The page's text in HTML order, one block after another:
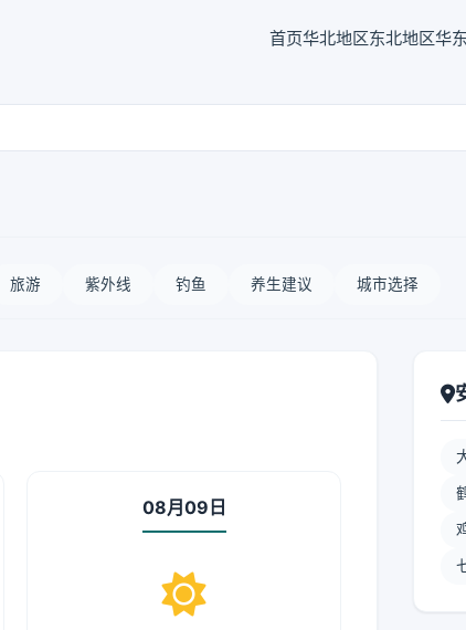
首页华北地区东北地区华
旅游 紫外线 钓鱼 养生建议 城市选择
08月09日